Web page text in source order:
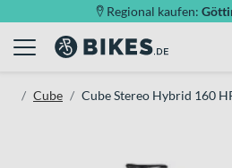
Regional kaufen:
Cube Cube Stereo Hybrid 160